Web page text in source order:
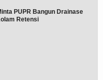
PUPR Bangun Drainase
Retensi